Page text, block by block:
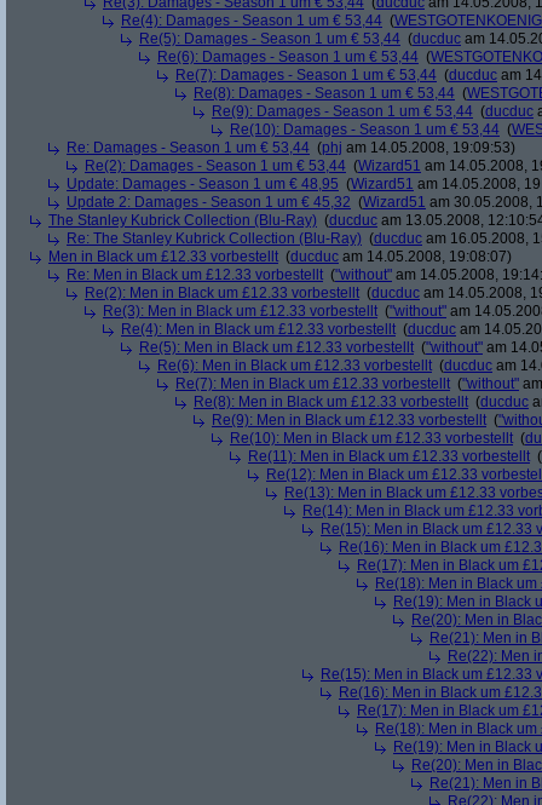
Re(4): Damages - Season 1 um € 53,44 (WESTGOTENKOENIG
Re(5): Damages - Season 1 um € 53,44 (ducduc am
Re(6): Damages - Season 1 um € 53,44 (
Re(7): Damages - Season 1 um € 53,44 (ducduc am
Re(8): Damages - Season 1 um € 53,44 (
Re(9): Damages - Season 1 um € 53,44 (ducduc
Re(10): Damages - Season 1 um € 53,44 (
Re: Damages - Season 1 um € 53,44 (phj am 14.05.2008, 19:09:53)
Re(2): Damages - Season 1 um € 53,44 (Wizard51 am 14.05.2008,
Update: Damages - Season 1 um € 48,95 (Wizard51 am 14.05.2008,
Update 2: Damages - Season 1 um € 45,32 (Wizard51 am 30.05.2008,
The Stanley Kubrick Collection (Blu-Ray) (ducduc am 13.05.2008,
Re: The Stanley Kubrick Collection (Blu-Ray) (ducduc am 16.05.2008,
Men in Black um £12.33 vorbestellt (ducduc am 14.05.2008, 19:08:07)
Re: Men in Black um £12.33 vorbestellt ("without" am 14.05.2008,
Re(2): Men in Black um £12.33 vorbestellt (ducduc am 14.05.2008,
Re(3): Men in Black um £12.33 vorbestellt ("without" am
Re(4): Men in Black um £12.33 vorbestellt (ducduc am
Re(5): Men in Black um £12.33 vorbestellt ("without" am
Re(6): Men in Black um £12.33 vorbestellt (ducduc am
Re(7): Men in Black um £12.33 vorbestellt ("without"
Re(8): Men in Black um £12.33 vorbestellt (ducduc
Re(9): Men in Black um £12.33 vorbestellt (
Re(10): Men in Black um £12.33 vorbestellt (
Re(11): Men in Black um £12.33 vorbestellt (
Re(12): Men in Black um £12.33
Re(13): Men in Black um £12.33
Re(14): Men in Black um £12.33
Re(15): Men in Black um £12.33
Re(16): Men in Black um
Re(17): Men in Black um
Re(18): Men in Black
Re(19): Men in Black
Re(20): Men in
Re(21): Men in
Re(22): Men
Re(15): Men in Black um £12.33
Re(16): Men in Black um
Re(17): Men in Black um
Re(18): Men in Black
Re(19): Men in Black
Re(20): Men in
Re(21): Men in
Re(22): Men